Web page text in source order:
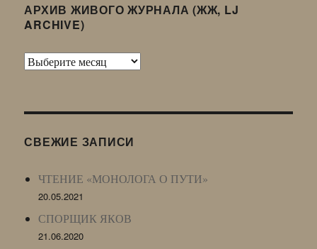
АРХИВ ЖИВОГО ЖУРНАЛА (ЖЖ, LJ
ARCHIVE)
Архив
LJ
СВЕЖИЕ ЗАПИСИ
ЧТЕНИЕ «МОНОЛОГА О ПУТИ»
20.05.2021
СПОРЩИК ЯКОВ
21.06.2020